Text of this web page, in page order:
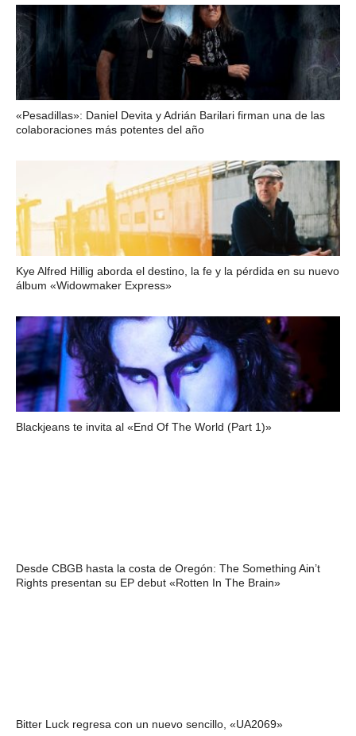
«Pesadillas»: Daniel Devita y Adrián Barilari firman una de las
colaboraciones más potentes del año
Kye Alfred Hillig aborda el destino, la fe y la pérdida en su nuevo
álbum «Widowmaker Express»
Blackjeans te invita al «End Of The World (Part 1)»
Desde CBGB hasta la costa de Oregón: The Something Ain’t
Rights presentan su EP debut «Rotten In The Brain»
Bitter Luck regresa con un nuevo sencillo, «UA2069»